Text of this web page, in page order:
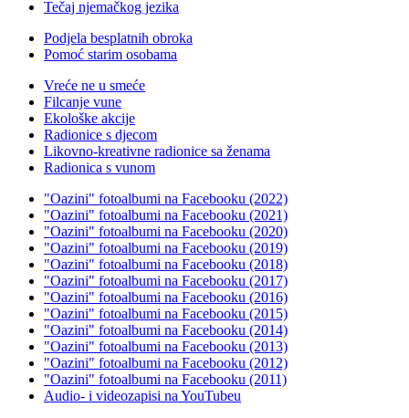
Tečaj njemačkog jezika
Podjela besplatnih obroka
Pomoć starim osobama
Vreće ne u smeće
Filcanje vune
Ekološke akcije
Radionice s djecom
Likovno-kreativne radionice sa ženama
Radionica s vunom
"Oazini" fotoalbumi na Facebooku (2022)
"Oazini" fotoalbumi na Facebooku (2021)
"Oazini" fotoalbumi na Facebooku (2020)
"Oazini" fotoalbumi na Facebooku (2019)
"Oazini" fotoalbumi na Facebooku (2018)
"Oazini" fotoalbumi na Facebooku (2017)
"Oazini" fotoalbumi na Facebooku (2016)
"Oazini" fotoalbumi na Facebooku (2015)
"Oazini" fotoalbumi na Facebooku (2014)
"Oazini" fotoalbumi na Facebooku (2013)
"Oazini" fotoalbumi na Facebooku (2012)
"Oazini" fotoalbumi na Facebooku (2011)
Audio- i videozapisi na YouTubeu